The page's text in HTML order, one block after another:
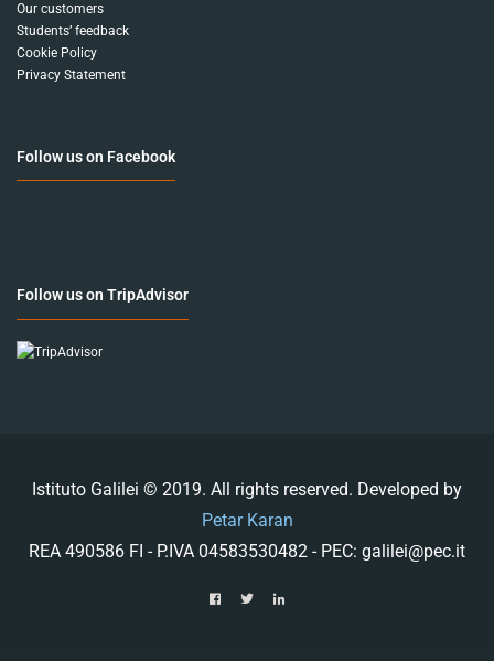
Our customers
Students’ feedback
Cookie Policy
Privacy Statement
Follow us on Facebook
Follow us on TripAdvisor
Istituto Galilei © 2019. All rights reserved. Developed by
Petar Karan
REA 490586 FI - P.IVA 04583530482 - PEC: galilei@pec.it